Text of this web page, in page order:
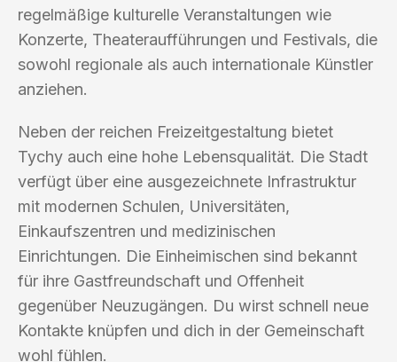
regelmäßige kulturelle Veranstaltungen wie
Konzerte, Theateraufführungen und Festivals, die
sowohl regionale als auch internationale Künstler
anziehen.
Neben der reichen Freizeitgestaltung bietet
Tychy auch eine hohe Lebensqualität. Die Stadt
verfügt über eine ausgezeichnete Infrastruktur
mit modernen Schulen, Universitäten,
Einkaufszentren und medizinischen
Einrichtungen. Die Einheimischen sind bekannt
für ihre Gastfreundschaft und Offenheit
gegenüber Neuzugängen. Du wirst schnell neue
Kontakte knüpfen und dich in der Gemeinschaft
wohl fühlen.